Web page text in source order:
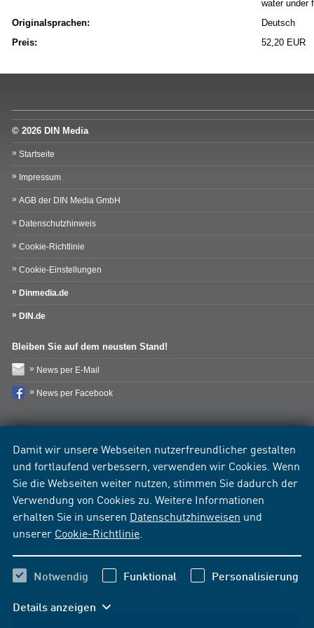
Damit wir unsere Webseiten nutzerfreundlicher gestalten
und fortlaufend verbessern, verwenden wir Cookies. Wenn
Sie die Webseiten weiter nutzen, stimmen Sie dadurch der
Verwendung von Cookies zu. Weitere Informationen
erhalten Sie in unseren Datenschutzhinweisen und
unserer Cookie-Richtlinie
Notwendig Funktional Personalisierung
Details anzeigen
water under
Originalsprachen:
Deutsch
Preis:
52,20 EUR
© 2026 DIN Media
Startseite
Impressum
AGB der DIN Media GmbH
Datenschutzhinweis
Cookie-Richtlinie
Cookie-Einstellungen
Dinmedia.de
DIN.de
Bleiben Sie auf dem neusten Stand!
News per E-Mail
News per Facebook